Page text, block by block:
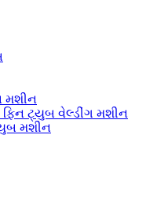
મશીન
ફિન ટ્યુબ વેલ્ડીંગ મશીન
મશીન